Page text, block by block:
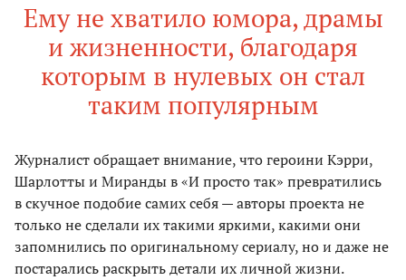
Ему не хватило юмора, драмы
и жизненности, благодаря
которым в нулевых он стал
таким популярным
Журналист обращает внимание, что героини Кэрри,
Шарлотты и Миранды в «И просто так» превратились
в скучное подобие самих себя — авторы проекта не
только не сделали их такими яркими, какими они
запомнились по оригинальному сериалу, но и даже не
постарались раскрыть детали их личной жизни.